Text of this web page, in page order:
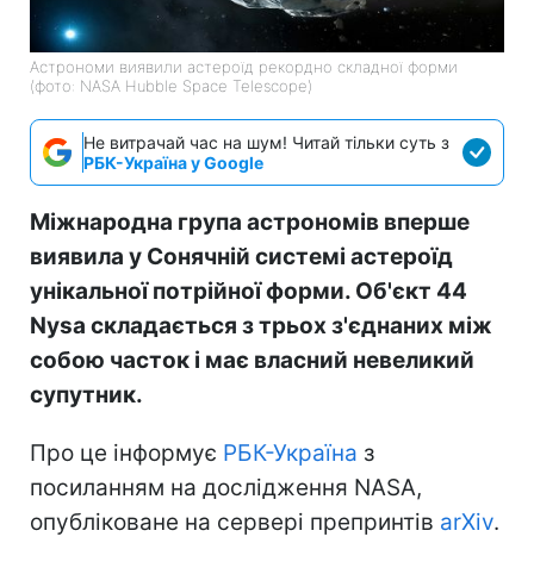
Астрономи виявили астероїд рекордно складної форми
(фото: NASA Hubble Space Telescope)
Не витрачай час на шум! Читай тільки суть з
РБК-Україна у Google
Міжнародна група астрономів вперше
виявила у Сонячній системі астероїд
унікальної потрійної форми. Об'єкт 44
Nysa складається з трьох з'єднаних між
собою часток і має власний невеликий
супутник.
Про це інформує РБК-Україна з
посиланням на дослідження NASA,
опубліковане на сервері препринтів arXiv.